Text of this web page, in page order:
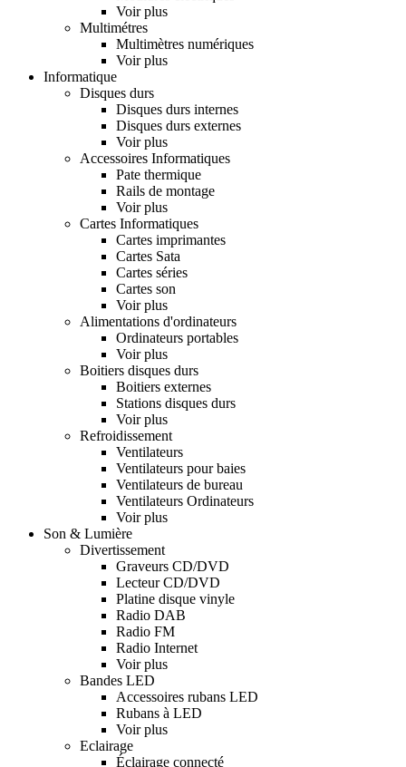
Voir plus
Multimétres
Multimètres numériques
Voir plus
Informatique
Disques durs
Disques durs internes
Disques durs externes
Voir plus
Accessoires Informatiques
Pate thermique
Rails de montage
Voir plus
Cartes Informatiques
Cartes imprimantes
Cartes Sata
Cartes séries
Cartes son
Voir plus
Alimentations d'ordinateurs
Ordinateurs portables
Voir plus
Boitiers disques durs
Boitiers externes
Stations disques durs
Voir plus
Refroidissement
Ventilateurs
Ventilateurs pour baies
Ventilateurs de bureau
Ventilateurs Ordinateurs
Voir plus
Son & Lumière
Divertissement
Graveurs CD/DVD
Lecteur CD/DVD
Platine disque vinyle
Radio DAB
Radio FM
Radio Internet
Voir plus
Bandes LED
Accessoires rubans LED
Rubans à LED
Voir plus
Eclairage
Éclairage connecté